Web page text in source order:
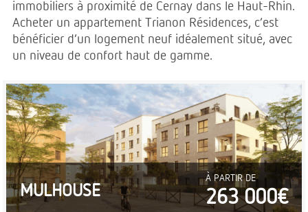
immobiliers à proximité de Cernay dans le Haut-Rhin.
Acheter un appartement Trianon Résidences, c’est
bénéficier d’un logement neuf idéalement situé, avec
un niveau de confort haut de gamme.
MULHOUSE
À PARTIR DE
263 000€